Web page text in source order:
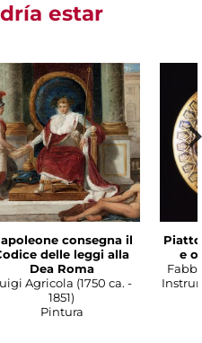
estar
consegna il
delle leggi alla
Dea Roma
Agricola (1750 ca. -
1851)
Pintura
e